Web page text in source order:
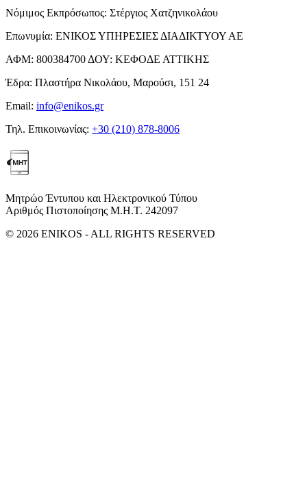
Νόμιμος Εκπρόσωπος: Στέργιος Χατζηνικολάου
Επωνυμία: ΕΝΙΚΟΣ ΥΠΗΡΕΣΙΕΣ ΔΙΑΔΙΚΤΥΟΥ ΑΕ
ΑΦΜ: 800384700 ΔΟΥ: ΚΕΦΟΔΕ ΑΤΤΙΚΗΣ
Έδρα: Πλαστήρα Νικολάου, Μαρούσι, 151 24
Email: info@enikos.gr
Τηλ. Επικοινωνίας: +30 (210) 878-8006
Μητρώο Έντυπου και Ηλεκτρονικού Τύπου
Αριθμός Πιστοποίησης Μ.Η.Τ. 242097
© 2026 ENIKOS - ALL RIGHTS RESERVED